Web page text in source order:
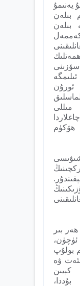
يەنىمۇ
بىلەن
بىلەن
ئورۇن
مىللى
بىر
بولۇپ
ۋە
كېيىن